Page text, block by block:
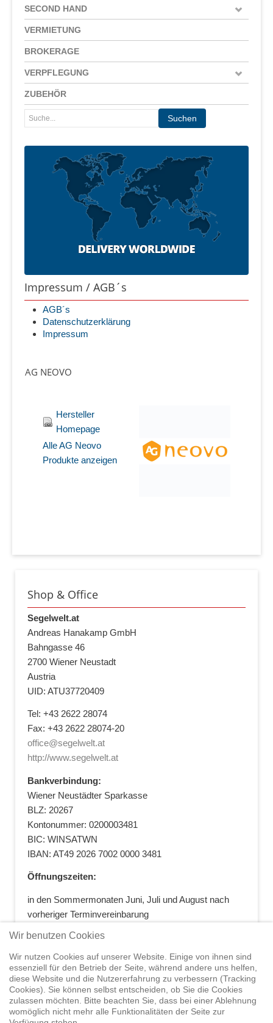
SECOND HAND
VERMIETUNG
BROKERAGE
VERPFLEGUNG
ZUBEHÖR
Impressum / AGB´s
AGB´s
Datenschutzerklärung
Impressum
AG NEOVO
Hersteller
Homepage
Alle AG Neovo
Produkte anzeigen
Shop & Office
Segelwelt.at
Andreas Hanakamp GmbH
Bahngasse 46
2700 Wiener Neustadt
Austria
UID: ATU37720409
Tel: +43 2622 28074
Fax: +43 2622 28074-20
office@segelwelt.at
http://www.segelwelt.at
Bankverbindung:
Wiener Neustädter Sparkasse
BLZ: 20267
Kontonummer: 0200003481
BIC: WINSATWN
IBAN: AT49 2026 7002 0000 3481
Öffnungszeiten:
in den Sommermonaten Juni, Juli und August nach
vorheriger Terminvereinbarung
Home Shop Trainings Segeltörns Service
Elvstrøm
Sails Yachthandel Sicherheit auf
Wir benutzen Cookies
Wir nutzen Cookies auf unserer Website. Einige von ihnen sind
essenziell für den Betrieb der Seite, während andere uns helfen,
diese Website und die Nutzererfahrung zu verbessern (Tracking
Cookies). Sie können selbst entscheiden, ob Sie die Cookies
zulassen möchten. Bitte beachten Sie, dass bei einer Ablehnung
womöglich nicht mehr alle Funktionalitäten der Seite zur